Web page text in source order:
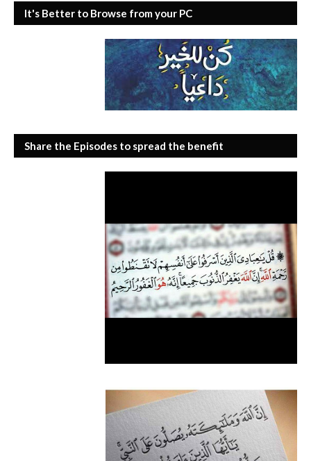
It's Better to Browse from your PC
Share the Episodes to spread the benefit